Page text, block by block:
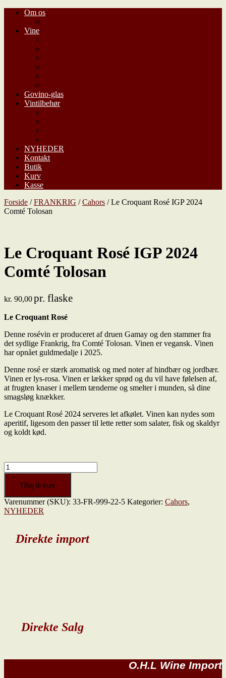
Om os
Vine
Govino-glas
Vintilbehør
NYHEDER
Kontakt
Butik
Kurv
Kasse
Forside /FRANKRIG /Cahors / Le Croquant Rosé IGP 2024
Comté Tolosan
Le Croquant Rosé IGP 2024
Comté Tolosan
kr. 90,00pr. flaske
Le Croquant Rosé
Denne rosévin er produceret af druen Gamay og den stammer fra
det sydlige Frankrig, fra Comté Tolosan. Vinen er vegansk. Vinen
har opnået guldmedalje i 2025.
Denne rosé er stærk aromatisk og med noter af hindbær og jordbær.
Vinen er lys-rosa. Vinen er lækker sprød og du vil have følelsen af,
at frugten knaser i mellem tænderne og smelter i munden, så dine
smagsløg knækker.
Le Croquant Rosé 2024 serveres let afkølet. Vinen kan nydes som
aperitif, ligesom den passer til lette retter som salater, fisk og skaldyr
og koldt kød.
Le
Croquant
2024
Comté
Tilføj til kurv
Varenummer (SKU): 33-FR-999-22-5 Kategorier: Cahors,
NYHEDER
Direkte import
Direkte Salg
O.H.L Wine Import